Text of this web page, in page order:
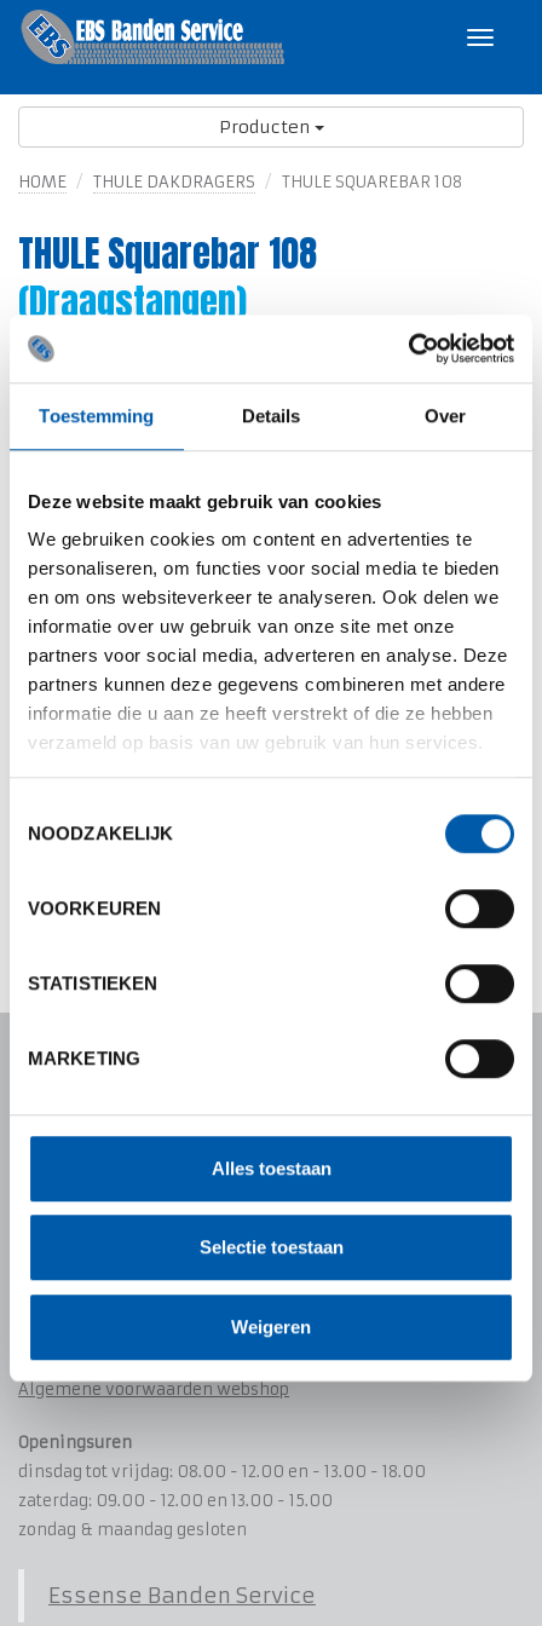
Toestemming Details Over
Deze website maakt gebruik van cookies
We gebruiken cookies om content en advertenties te
personaliseren, om functies voor social media te bieden
en om ons websiteverkeer te analyseren. Ook delen we
informatie over uw gebruik van onze site met onze
partners voor social media, adverteren en analyse. Deze
partners kunnen deze gegevens combineren met andere
informatie die u aan ze heeft verstrekt of die ze hebben
verzameld op basis van uw gebruik van hun services.
NOODZAKELIJK
VOORKEUREN
STATISTIEKEN
MARKETING
Alles toestaan
Selectie toestaan
Weigeren
Toggle
Producten
HOME THULE DAKDRAGERS THULE SQUAREBAR 108
THULE Squarebar 108
(Draagstangen)
Onze prijs: € 73,00
Adviesprijs : € 91,50
712100
B-2910 Essen - Wildert
Fax +32 (0)3 235 64 98
info@essensebandenservice.be
Cookie & Privacy policy
Algemene voorwaarden webshop
Openingsuren
dinsdag tot vrijdag: 08.00 - 12.00 en - 13.00 - 18.00
zaterdag: 09.00 - 12.00 en 13.00 - 15.00
zondag & maandag gesloten
Essense Banden Service